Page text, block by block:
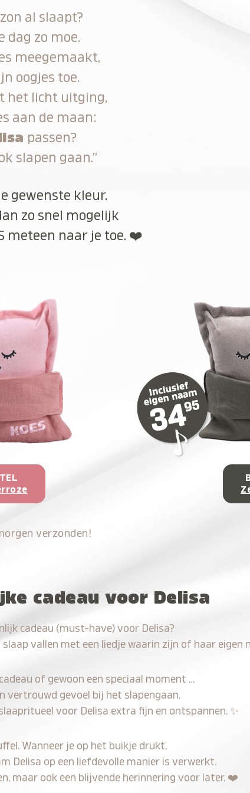
al slaapt?
dag zo moe.
meegemaakt,
oogjes toe.
het licht uitging,
aan de maan:
passen?
slapen gaan.”
gewenste kleur.
zo snel mogelijk
meteen naar je toe. ❤️
verzonden!
cadeau voor Delisa
cadeau (must-have) voor Delisa?
vallen met een liedje waarin zijn of haar eigen
of gewoon een speciaal moment …
vertrouwd gevoel bij het slapengaan.
voor Delisa extra fijn en ontspannen. ✨
Wanneer je op het buikje drukt,
Delisa op een liefdevolle manier is verwerkt.
maar ook een blijvende herinnering voor later. ❤️